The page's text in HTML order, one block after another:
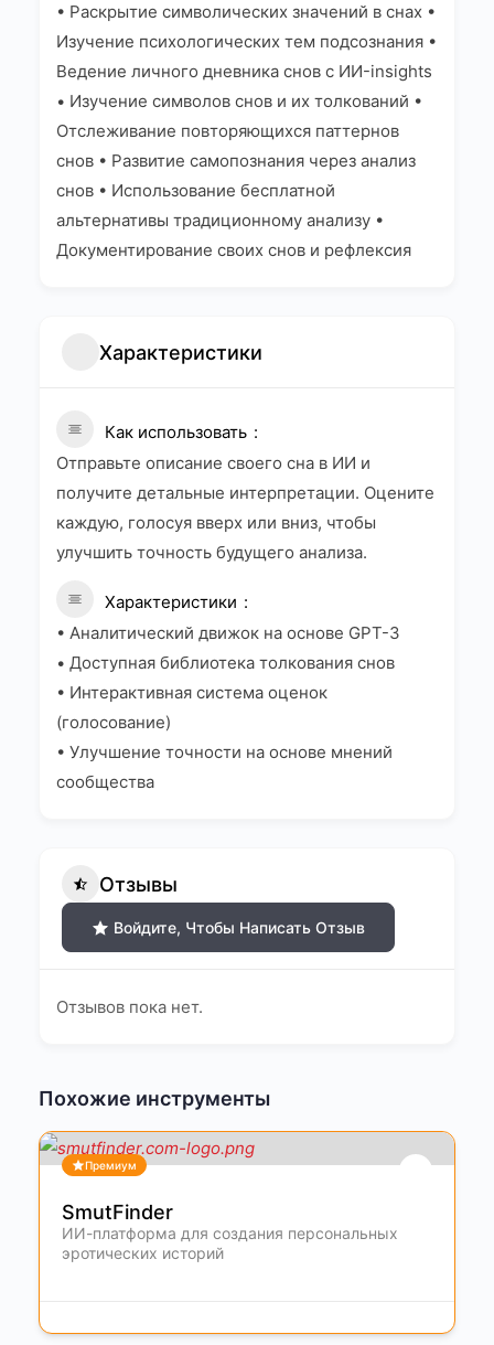
• Раскрытие символических значений в снах •
Изучение психологических тем подсознания •
Ведение личного дневника снов с ИИ-insights
• Изучение символов снов и их толкований •
Отслеживание повторяющихся паттернов
снов • Развитие самопознания через анализ
снов • Использование бесплатной
альтернативы традиционному анализу •
Документирование своих снов и рефлексия
Характеристики
Как использовать
Отправьте описание своего сна в ИИ и
получите детальные интерпретации. Оцените
каждую, голосуя вверх или вниз, чтобы
улучшить точность будущего анализа.
Характеристики
• Аналитический движок на основе GPT-3
• Доступная библиотека толкования снов
• Интерактивная система оценок
(голосование)
• Улучшение точности на основе мнений
сообщества
Отзывы
Войдите, Чтобы Написать Отзыв
Отзывов пока нет.
Похожие инструменты
Премиум
SmutFinder
ИИ-платформа для создания персональных
эротических историй